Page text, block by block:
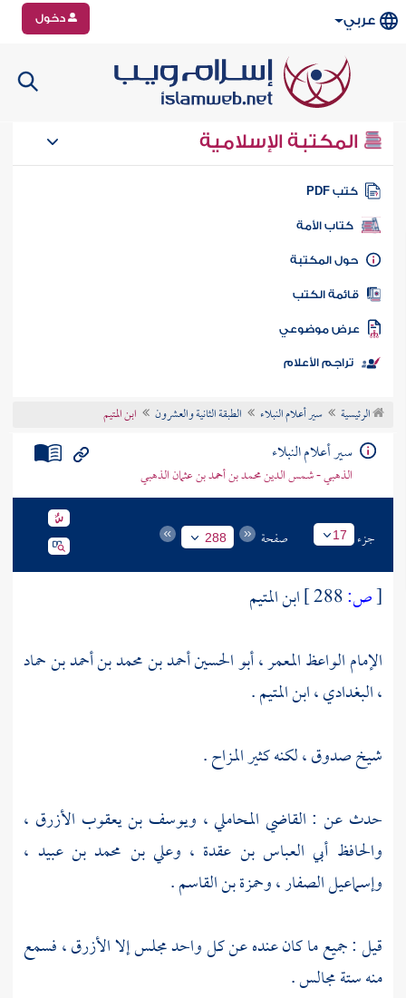
عربي دخول
المكتبة الإسلامية
كتب PDF
كتاب الأمة
المكتبة
الكتب
موضوعي
تراجم الأعلام
الرئيسية سير أعلام النبلاء الطبقة الثانية والعشرون ابن المتيم
سير أعلام النبلاء
الذهبي - شمس الدين محمد بن أحمد بن عثمان الذهبي
جزء 17 صفحة 288
[ص:
ابن المتيم
الإمام الواعظ المعمر ، أبو الحسين أحمد بن محمد بن أحمد بن حماد
، البغدادي ، ابن المتيم .
شيخ صدوق ، لكنه كثير المزاح .
حدث عن : القاضي المحاملي، ويوسف بن يعقوب الأزرق ،
والحافظ أبي العباس بن عقدة ، وعلي بن محمد بن عبيد ،
وإسماعيل الصفار،وحمزة بن القاسم.
قيل : جميع ما كان عنده عن كل واحد مجلس إلاالأزرق، فسمع
منه ستة مجالس .